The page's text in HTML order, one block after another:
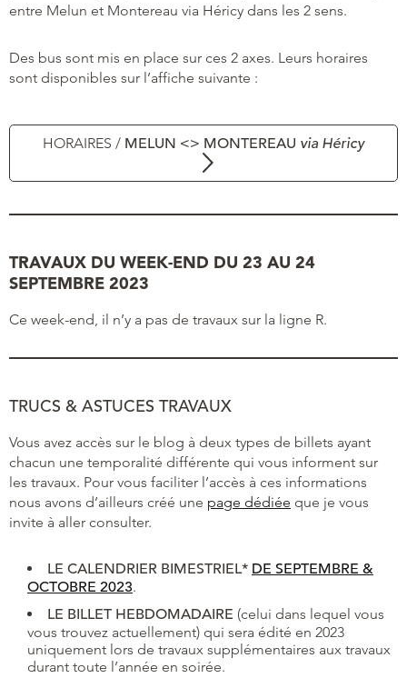
entre Melun et Montereau via Héricy dans les 2 sens.
Des bus sont mis en place sur ces 2 axes. Leurs horaires
sont disponibles sur l’affiche suivante :
HORAIRES / MELUN <> MONTEREAU via Héricy
TRAVAUX DU WEEK-END DU 23 AU 24
SEPTEMBRE 2023
Ce week-end, il n’y a pas de travaux sur la ligne R.
TRUCS & ASTUCES TRAVAUX
Vous avez accès sur le blog à deux types de billets ayant
chacun une temporalité différente qui vous informent sur
les travaux. Pour vous faciliter l’accès à ces informations
nous avons d’ailleurs créé une page dédiée que je vous
invite à aller consulter.
LE CALENDRIER BIMESTRIEL* DE SEPTEMBRE &
OCTOBRE 2023.
LE BILLET HEBDOMADAIRE (celui dans lequel vous
vous trouvez actuellement) qui sera édité en 2023
uniquement lors de travaux supplémentaires aux travaux
durant toute l’année en soirée.